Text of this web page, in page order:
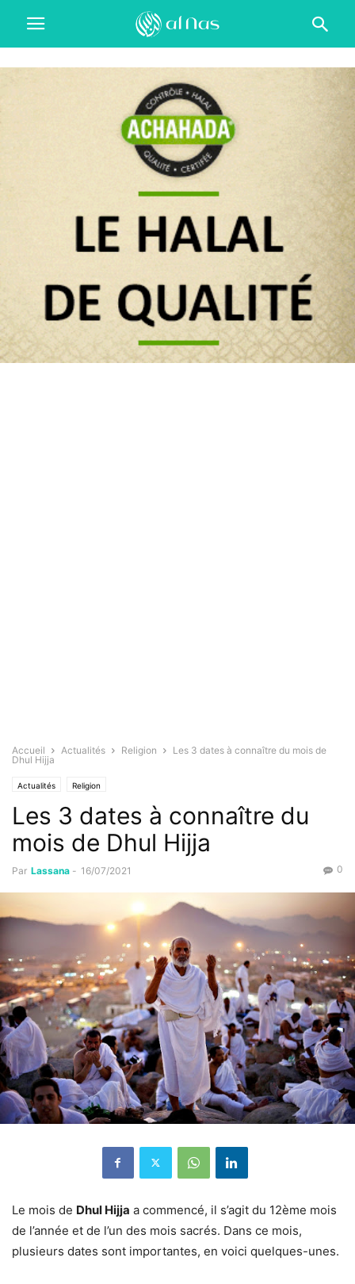
Accueil Actualités Religion
Les 3 dates à connaître du mois de
Dhul Hijja
Actualités Religion
Les 3 dates à connaître du
mois de Dhul Hijja
Par Lassana - 16/07/2021 0
Le mois de Dhul Hijja a commencé, il s’agit du 12ème mois
de l’année et de l’un des mois sacrés. Dans ce mois,
plusieurs dates sont importantes, en voici quelques-unes.